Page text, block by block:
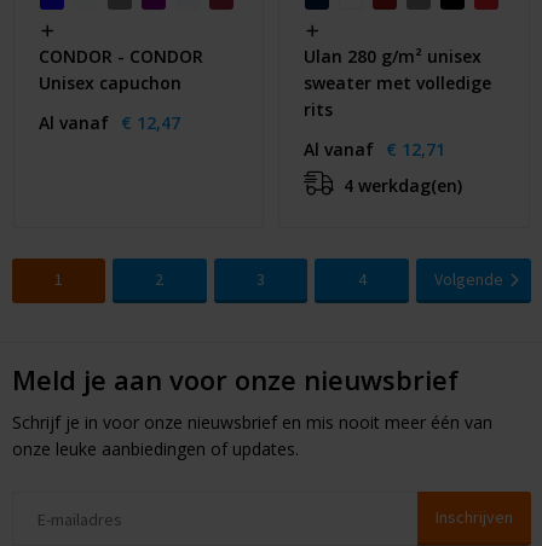
CONDOR - CONDOR
Unisex capuchon
Al vanaf € 12,47
Ulan 280 g/m² unisex
sweater met volledige
rits
Al vanaf € 12,71
4 werkdag(en)
1 2 3 4 Volgende
Meld je aan voor onze nieuwsbrief
Schrijf je in voor onze nieuwsbrief en mis nooit meer één van
onze leuke aanbiedingen of updates.